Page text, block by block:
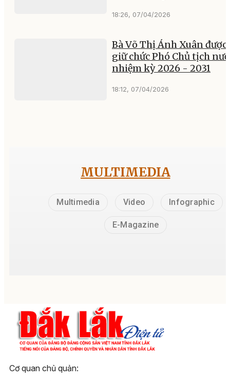
18:26, 07/04/2026
Bà Võ Thị Ánh Xuân được
giữ chức Phó Chủ tịch
nhiệm kỳ 2026 - 2031
18:12, 07/04/2026
MULTIMEDIA
Multimedia Video Infographic
E-Magazine
Cơ quan chủ quản: